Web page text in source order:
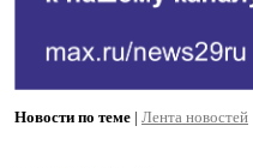
Новости по теме | Лента новостей